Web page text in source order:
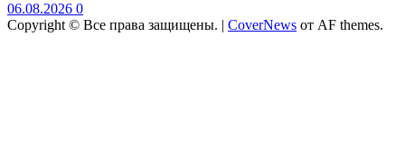
06.08.2026 0
Copyright © Все права защищены. | CoverNews от AF themes.